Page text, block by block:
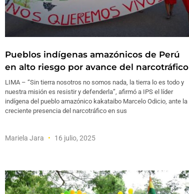
Pueblos indígenas amazónicos de Perú
en alto riesgo por avance del narcotráfico
LIMA – “Sin tierra nosotros no somos nada, la tierra lo es todo y
nuestra misión es resistir y defenderla”, afirmó a IPS el líder
indígena del pueblo amazónico kakataibo Marcelo Odicio, ante la
creciente presencia del narcotráfico en sus
Mariela Jara 16 julio, 2025